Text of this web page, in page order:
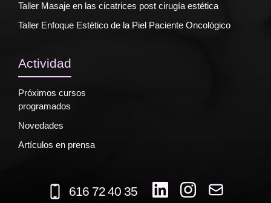
Taller Masaje en las cicatrices post cirugía estética
Taller Enfoque Estético de la Piel Paciente Oncológico
Actividad
Próximos cursos
programados
Novedades
Artículos en prensa
616 72 40 35